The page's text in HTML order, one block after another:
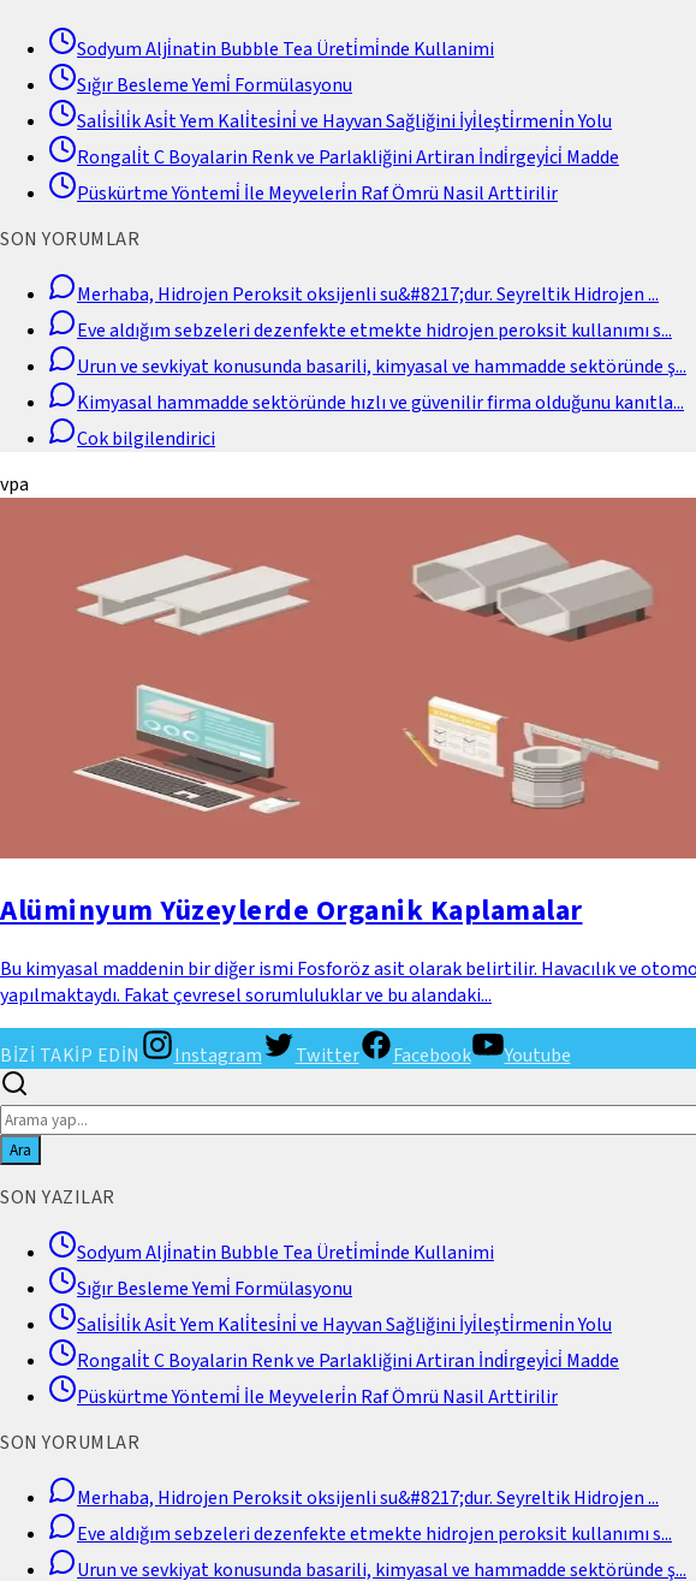
Sodyum Alji̇natin Bubble Tea Üreti̇mi̇nde Kullanimi
Sığır Besleme Yemi̇ Formülasyonu
Sali̇si̇li̇k Asi̇t Yem Kali̇tesi̇ni̇ ve Hayvan Sağliğini İyi̇leşti̇rmeni̇n Yolu
Rongali̇t C Boyalarin Renk ve Parlakliğini Artiran İndi̇rgeyi̇ci̇ Madde
Püskürtme Yöntemi̇ İle Meyveleri̇n Raf Ömrü Nasil Arttirilir
SON YORUMLAR
Merhaba, Hidrojen Peroksit oksijenli su&#8217;dur. Seyreltik Hidrojen...
Eve aldığım sebzeleri dezenfekte etmekte hidrojen peroksit kullanımı s...
Urun ve sevkiyat konusunda basarili, kimyasal ve hammadde sektöründe ş...
Kimyasal hammadde sektöründe hızlı ve güvenilir firma olduğunu kanıtla...
Cok bilgilendirici
vpa
Alüminyum Yüzeylerde Organik Kaplamalar
Bu kimyasal maddenin bir diğer ismi Fosforöz asit olarak belirtilir. Havacılık ve
yapılmaktaydı. Fakat çevresel sorumluluklar ve bu alandaki...
BİZİ TAKİP EDİN Instagram Twitter Facebook Youtube
Ara
SON YAZILAR
Sodyum Alji̇natin Bubble Tea Üreti̇mi̇nde Kullanimi
Sığır Besleme Yemi̇ Formülasyonu
Sali̇si̇li̇k Asi̇t Yem Kali̇tesi̇ni̇ ve Hayvan Sağliğini İyi̇leşti̇rmeni̇n Yolu
Rongali̇t C Boyalarin Renk ve Parlakliğini Artiran İndi̇rgeyi̇ci̇ Madde
Püskürtme Yöntemi̇ İle Meyveleri̇n Raf Ömrü Nasil Arttirilir
SON YORUMLAR
Merhaba, Hidrojen Peroksit oksijenli su&#8217;dur. Seyreltik Hidrojen...
Eve aldığım sebzeleri dezenfekte etmekte hidrojen peroksit kullanımı s...
Urun ve sevkiyat konusunda basarili, kimyasal ve hammadde sektöründe ş...